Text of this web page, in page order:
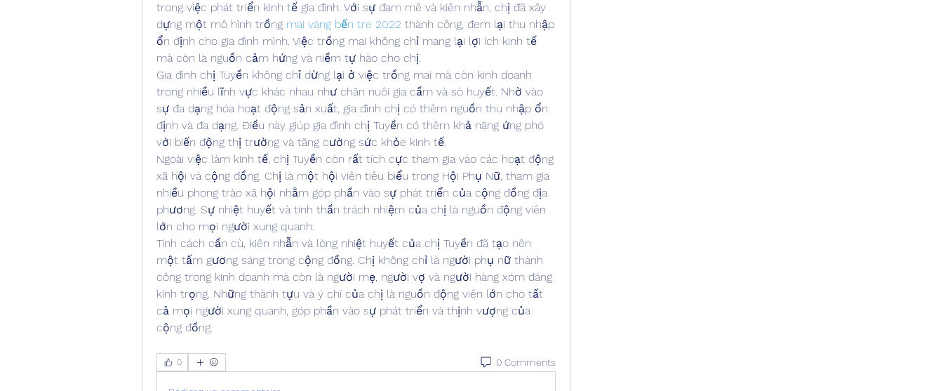
trong việc phát triển kinh tế gia đình. Với sự đam mê và kiên nhẫn, chị đã xây
dựng một mô hình trồng mai vàng bến tre 2022 thành công, đem lại thu nhập
ổn định cho gia đình mình. Việc trồng mai không chỉ mang lại lợi ích kinh tế
mà còn là nguồn cảm hứng và niềm tự hào cho chị.
Gia đình chị Tuyền không chỉ dừng lại ở việc trồng mai mà còn kinh doanh
trong nhiều lĩnh vực khác nhau như chăn nuôi gia cầm và sò huyết. Nhờ vào
sự đa dạng hóa hoạt động sản xuất, gia đình chị có thêm nguồn thu nhập ổn
định và đa dạng. Điều này giúp gia đình chị Tuyền có thêm khả năng ứng phó
với biến động thị trường và tăng cường sức khỏe kinh tế.
Ngoài việc làm kinh tế, chị Tuyền còn rất tích cực tham gia vào các hoạt động
xã hội và cộng đồng. Chị là một hội viên tiêu biểu trong Hội Phụ Nữ, tham gia
nhiều phong trào xã hội nhằm góp phần vào sự phát triển của cộng đồng địa
phương. Sự nhiệt huyết và tinh thần trách nhiệm của chị là nguồn động viên
lớn cho mọi người xung quanh.
Tính cách cần cù, kiên nhẫn và lòng nhiệt huyết của chị Tuyền đã tạo nên
một tấm gương sáng trong cộng đồng. Chị không chỉ là người phụ nữ thành
công trong kinh doanh mà còn là người mẹ, người vợ và người hàng xóm đáng
kính trọng. Những thành tựu và ý chí của chị là nguồn động viên lớn cho tất
cả mọi người xung quanh, góp phần vào sự phát triển và thịnh vượng của
cộng đồng.
0 0 Comments